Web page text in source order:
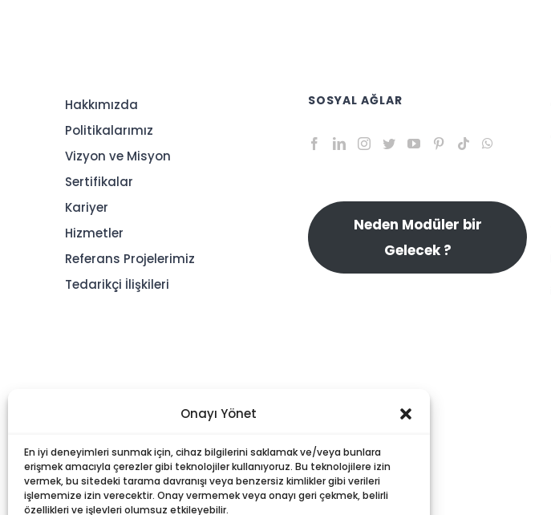
Onayı Yönet
En iyi deneyimleri sunmak için, cihaz bilgilerini saklamak ve/veya bunlara
erişmek amacıyla çerezler gibi teknolojiler kullanıyoruz. Bu teknolojilere izin
vermek, bu sitedeki tarama davranışı veya benzersiz kimlikler gibi verileri
işlememize izin verecektir. Onay vermemek veya onayı geri çekmek, belirli
özellikleri ve işlevleri olumsuz etkileyebilir.
Hakkımızda
Politikalarımız
Vizyon ve Misyon
Sertifikalar
Kariyer
Hizmetler
Referans Projelerimiz
Tedarikçi İlişkileri
SOSYAL AĞLAR
Neden Modüler bir
Gelecek ?